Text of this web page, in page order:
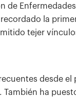
de
la
tejer
desde
ha